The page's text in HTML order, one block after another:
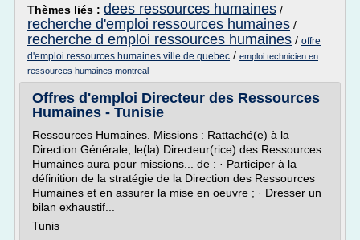
Thèmes liés : dees ressources humaines /
recherche d'emploi ressources humaines /
recherche d emploi ressources humaines / offre
d'emploi ressources humaines ville de quebec / emploi technicien en
ressources humaines montreal
Offres d'emploi Directeur des Ressources
Humaines - Tunisie
Ressources Humaines. Missions : Rattaché(e) à la
Direction Générale, le(la) Directeur(rice) des Ressources
Humaines aura pour missions... de : · Participer à la
définition de la stratégie de la Direction des Ressources
Humaines et en assurer la mise en oeuvre ; · Dresser un
bilan exhaustif...
Tunis